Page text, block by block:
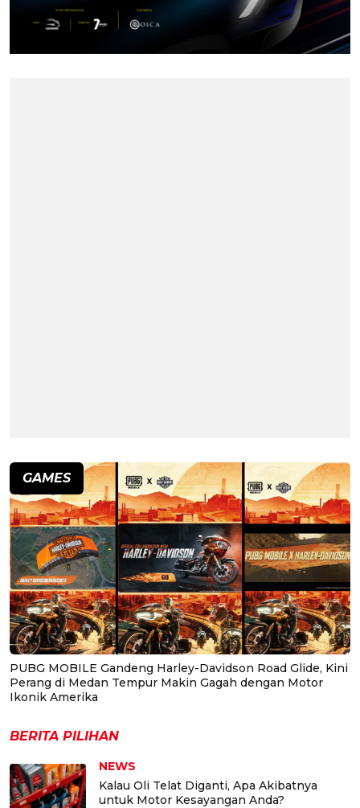
GAMES
PUBG MOBILE Gandeng Harley-Davidson Road Glide, Kini
Perang di Medan Tempur Makin Gagah dengan Motor
Ikonik Amerika
BERITA PILIHAN
NEWS
Kalau Oli Telat Diganti, Apa Akibatnya
untuk Motor Kesayangan Anda?